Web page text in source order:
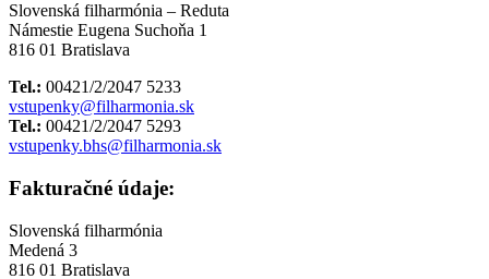
Slovenská filharmónia – Reduta
Námestie Eugena Suchoňa 1
816 01 Bratislava
Tel.: 00421/2/2047 5233
vstupenky@filharmonia.sk
Tel.: 00421/2/2047 5293
vstupenky.bhs@filharmonia.sk
Fakturačné údaje:
Slovenská filharmónia
Medená 3
816 01 Bratislava